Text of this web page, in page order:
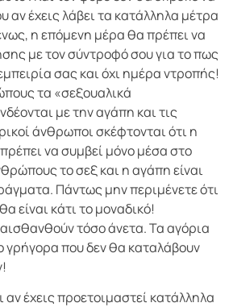
αν έχεις λάβει τα κατάλληλα μέτρα
η επόμενη μέρα θα πρέπει να
με τον σύντροφό σου για το πως
σας και όχι ημέρα ντροπής!
τα «σεξουαλικά
με την αγάπη και τις
άνθρωποι σκέφτονται ότι η
να συμβεί μόνο μέσα στο
το σεξ και η αγάπη είναι
Πάντως μην περιμένετε ότι
είναι κάτι το μοναδικό!
τόσο άνετα. Τα αγόρια
γρήγορα που δεν θα καταλάβουν
αν έχεις προετοιμαστεί κατάλληλα